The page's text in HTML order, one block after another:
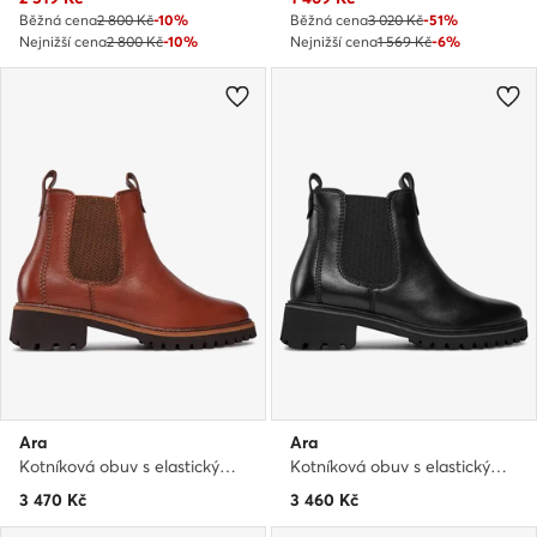
Běžná cena2 800 Kč-10%
Nejnižší cena2 800 Kč-10%
Běžná cena3 020 Kč-51%
Nejnižší cena1 569 Kč-6%
Ara
Kotníková obuv s elastickým prvkem · Hnědá
3 470 Kč
Ara
Kotníková obuv s elastickým prvkem · Černá
3 460 Kč